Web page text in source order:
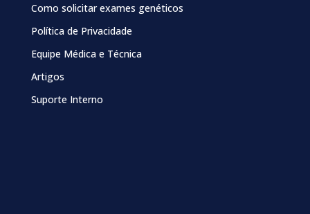
Como solicitar exames genéticos
Política de Privacidade
Equipe Médica e Técnica
Artigos
Suporte Interno